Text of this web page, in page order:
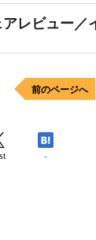
アレビュー／
前のページへ
-